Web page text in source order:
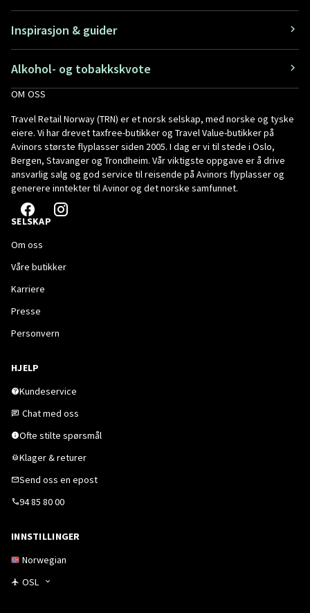
Inspirasjon & guider
Alkohol- og tobakkskvote
OM OSS
Travel Retail Norway (TRN) er et norsk selskap, med norske og tyske
eiere. Vi har drevet taxfree-butikker og Travel Value-butikker på
Avinors største flyplasser siden 2005. I dag er vi til stede i Oslo,
Bergen, Stavanger og Trondheim. Vår viktigste oppgave er å drive
ansvarlig salg og god service til reisende på Avinors flyplasser og
generere inntekter til Avinor og det norske samfunnet.
SELSKAP
Om oss
Våre butikker
Karriere
Presse
Personvern
HJELP
Kundeservice
Chat med oss
Ofte stilte spørsmål
Klager & returer
Send oss en epost
94 85 80 00
INNSTILLINGER
Norwegian
OSL